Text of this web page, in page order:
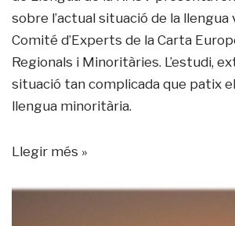
sobre l’actual situació de la llengua
Comité d’Experts de la Carta
Regionals i Minoritàries. L’estudi,
situació tan complicada que patix
llengua minoritària.
Llegir més »